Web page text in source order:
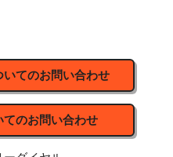
てのお問い合わせ
てのお問い合わせ